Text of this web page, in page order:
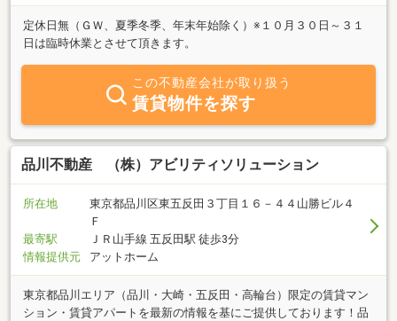
定休日無（ＧＷ、夏季冬季、年末年始除く）※１０月３０日～３１
日は臨時休業とさせて頂きます。
この不動産会社が取り扱う
賃貸物件を探す
品川不動産 （株）アビリティソリューション
所在地
東京都品川区東五反田３丁目１６－４４山勝ビル４
Ｆ
最寄駅
ＪＲ山手線 五反田駅 徒歩3分
情報提供元
アットホーム
東京都品川エリア（品川・大崎・五反田・高輪台）限定の賃貸マン
ション・賃貸アパートを最新の情報を基にご提供しております！品